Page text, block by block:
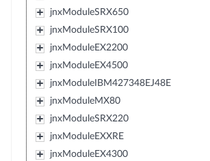
jnxModuleSRX650
jnxModuleSRX100
jnxModuleEX2200
jnxModuleEX4500
jnxModuleIBM427348EJ48E
jnxModuleMX80
jnxModuleSRX220
jnxModuleEXXRE
jnxModuleEX4300